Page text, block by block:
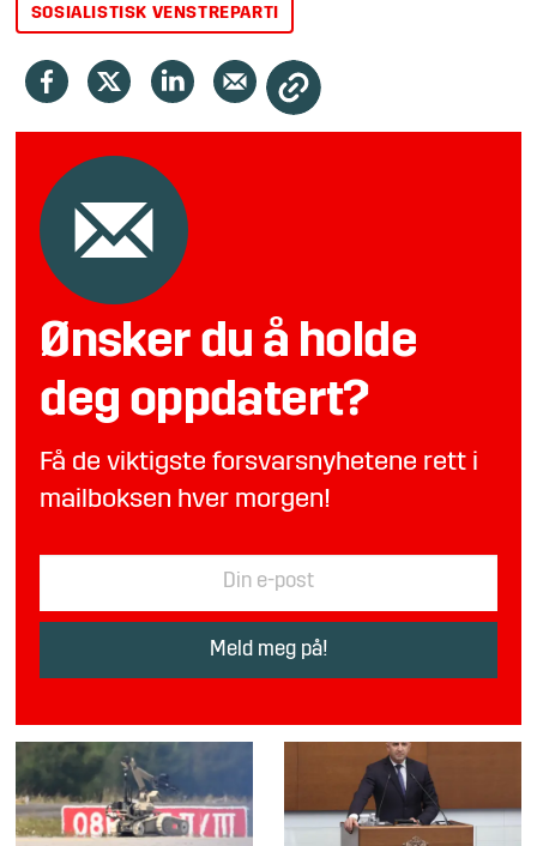
SOSIALISTISK VENSTREPARTI
Ønsker du å holde
deg oppdatert?
Få de viktigste forsvarsnyhetene rett i
mailboksen hver morgen!